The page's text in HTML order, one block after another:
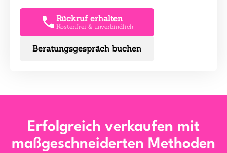
Rückruf erhalten
Kostenfrei & unverbindlich
Beratungsgespräch buchen
Erfolgreich verkaufen mit
maßgeschneiderten Methoden